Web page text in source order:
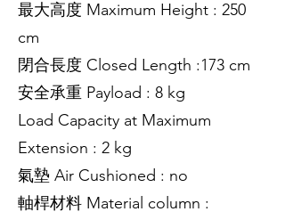
最大高度 Maximum Height : 250
cm
閉合長度 Closed Length :173 cm
安全承重 Payload : 8 kg
Load Capacity at Maximum
Extension : 2 kg
氣墊 Air Cushioned : no
軸桿材料 Material column :